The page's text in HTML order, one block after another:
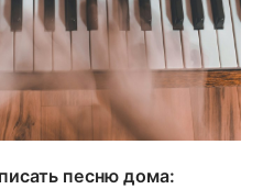
песню дома: